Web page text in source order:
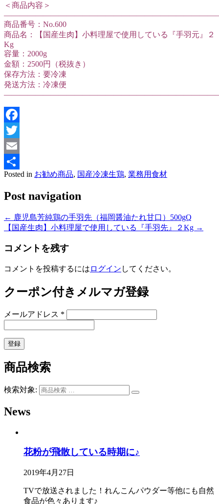
＜商品内容＞
商品番号：No.600
商品名：【国産生肉】小料理屋で使用している『手羽元』２
Kg
容量：2000g
金額：2500円（税抜き）
保存方法：要冷凍
発送方法：冷凍便
Facebook
Twitter
Email
共
有
Posted in お勧め商品, 国産冷凍生鶏, 業務用食材
Post navigation
← 鹿児島芳純鶏の手羽先（福岡醤油たれ甘口）500gQ
【国産生肉】小料理屋で使用している『手羽先』２Kg →
コメントを残す
コメントを投稿するには ログイン してください。
クーポン付きメルマガ登録
メールアドレス *
商品検索
検索対象:
News
花粉が飛散している時期に♪
2019年4月27日
TVで放送されました！れんこんパウダー等他にも自然
食品が色々あります♪